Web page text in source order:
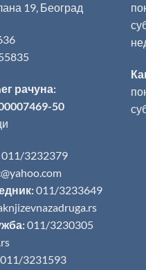
19, Београд
рачуна:
50
011/3232379
011/3233649
011/3230305
011/3231593